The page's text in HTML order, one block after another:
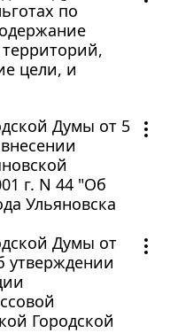
по
цели, и
Думы от 5
г. N 44 "Об
Ульяновска
Думы от
утверждении
Городской